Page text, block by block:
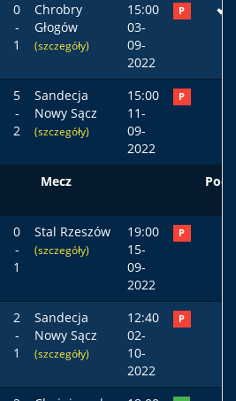
0
-
1
Chrobry
Głogów
(szczegóły)
15:00
03-
09-
2022
P
5
-
2
Sandecja
Nowy Sącz
(szczegóły)
15:00
11-
09-
2022
P
Mecz
0
-
1
Stal Rzeszów
(szczegóły)
19:00
15-
09-
2022
P
2
-
1
Sandecja
Nowy Sącz
(szczegóły)
12:40
02-
10-
2022
P